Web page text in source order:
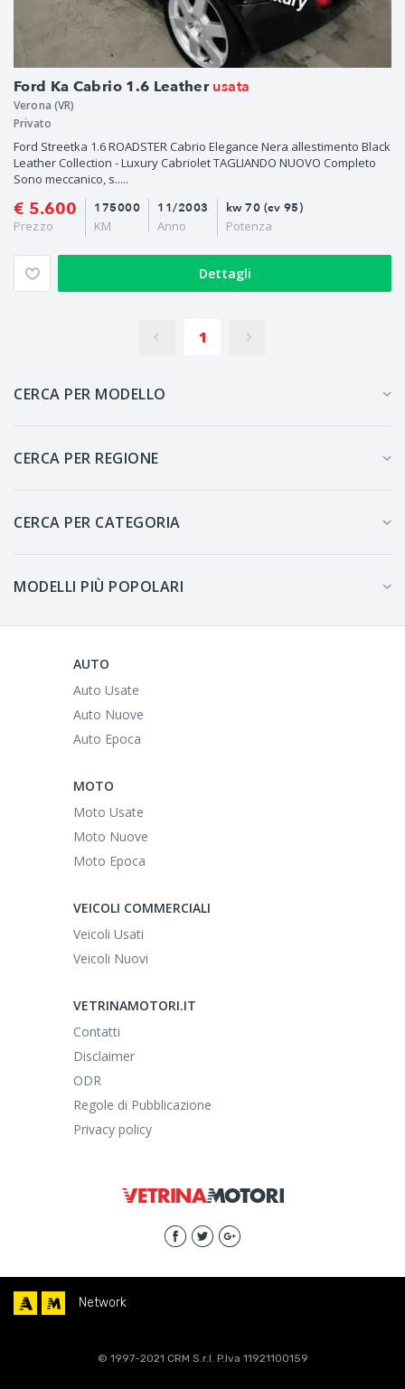
Ford Ka Cabrio 1.6 Leather usata
Verona (VR)
Privato
Ford Streetka 1.6 ROADSTER Cabrio Elegance Nera allestimento Black
Leather Collection - Luxury Cabriolet TAGLIANDO NUOVO Completo
Sono meccanico, s.....
€ 5.600
Prezzo
11/2003
Anno
175000
KM
kw 70 (cv 95)
Potenza
Dettagli
1
CERCA PER MODELLO
CERCA PER REGIONE
CERCA PER CATEGORIA
MODELLI PIÙ POPOLARI
AUTO
Auto Usate
Auto Nuove
Auto Epoca
MOTO
Moto Usate
Moto Nuove
Moto Epoca
VEICOLI COMMERCIALI
Veicoli Usati
Veicoli Nuovi
VETRINAMOTORI.IT
Contatti
Disclaimer
ODR
Regole di Pubblicazione
Privacy policy
Network
© 1997-2021 CRM S.r.l. P.Iva 11921100159